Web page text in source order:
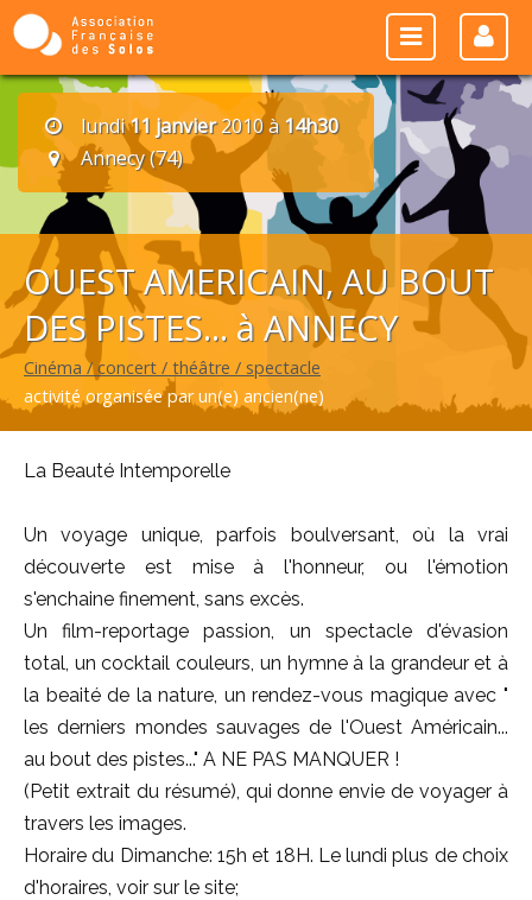
lundi11 janvier2010 à 14h30
Annecy (74)
OUEST AMERICAIN, AU BOUT
DES PISTES... à ANNECY
Cinéma / concert / théâtre / spectacle
activité organisée par un(e) ancien(ne)
La Beauté Intemporelle
Un voyage unique, parfois boulversant, où la vrai
découverte est mise à l'honneur, ou l'émotion
s'enchaine finement, sans excès.
Un film-reportage passion, un spectacle d'évasion
total, un cocktail couleurs, un hymne à la grandeur et à
la beaité de la nature, un rendez-vous magique avec "
les derniers mondes sauvages de l'Ouest Américain...
au bout des pistes..." A NE PAS MANQUER !
(Petit extrait du résumé), qui donne envie de voyager à
travers les images.
Horaire du Dimanche: 15h et 18H. Le lundi plus de choix
d'horaires, voir sur le site;